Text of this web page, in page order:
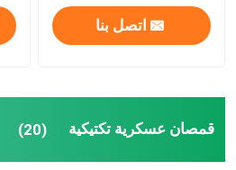
الزي العسكري القتالي
زي التمويه العسكري
درع عسكري باليستي
اتصل بنا
قمصان عسكرية تكتيكية (20)